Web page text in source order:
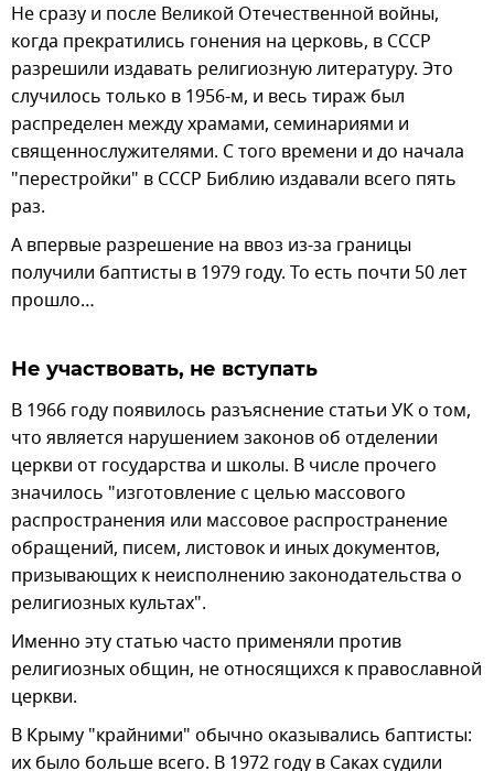
Не сразу и после Великой Отечественной войны,
когда прекратились гонения на церковь, в СССР
разрешили издавать религиозную литературу. Это
случилось только в 1956-м, и весь тираж был
распределен между храмами, семинариями и
священнослужителями. С того времени и до начала
"перестройки" в СССР Библию издавали всего пять
раз.
А впервые разрешение на ввоз из-за границы
получили баптисты в 1979 году. То есть почти 50 лет
прошло…
Не участвовать, не вступать
В 1966 году появилось разъяснение статьи УК о том,
что является нарушением законов об отделении
церкви от государства и школы. В числе прочего
значилось "изготовление с целью массового
распространения или массовое распространение
обращений, писем, листовок и иных документов,
призывающих к неисполнению законодательства о
религиозных культах".
Именно эту статью часто применяли против
религиозных общин, не относящихся к православной
церкви.
В Крыму "крайними" обычно оказывались баптисты:
их было больше всего. В 1972 году в Саках судили